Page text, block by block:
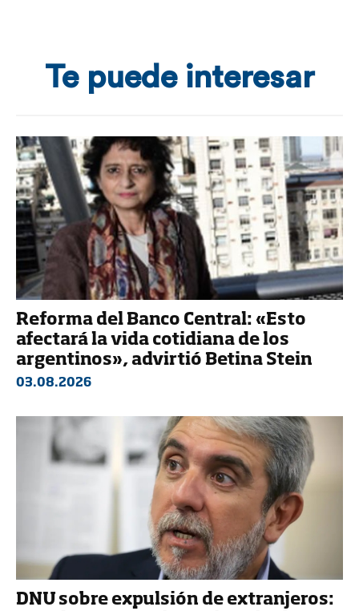
Te puede interesar
Reforma del Banco Central: «Esto
afectará la vida cotidiana de los
argentinos», advirtió Betina Stein
03.08.2026
DNU sobre expulsión de extranjeros: